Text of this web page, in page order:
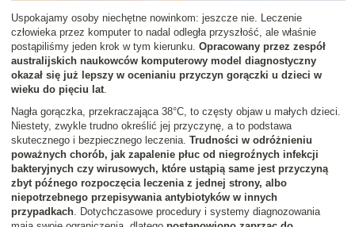
Uspokajamy osoby niechętne nowinkom: jeszcze nie. Leczenie
człowieka przez komputer to nadal odległa przyszłość, ale właśnie
postąpiliśmy jeden krok w tym kierunku. Opracowany przez zespół
australijskich naukowców komputerowy model diagnostyczny
okazał się już lepszy w ocenianiu przyczyn gorączki u dzieci w
wieku do pięciu lat.
Nagła gorączka, przekraczająca 38°C, to częsty objaw u małych dzieci.
Niestety, zwykle trudno określić jej przyczynę, a to podstawa
skutecznego i bezpiecznego leczenia. Trudności w odróżnieniu
poważnych chorób, jak zapalenie płuc od niegroźnych infekcji
bakteryjnych czy wirusowych, które ustąpią same jest przyczyną
zbyt późnego rozpoczęcia leczenia z jednej strony, albo
niepotrzebnego przepisywania antybiotyków w innych
przypadkach. Dotychczasowe procedury i systemy diagnozowania